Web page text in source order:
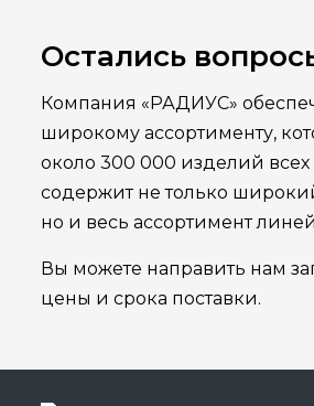
Остались
Компания «РАДИУС»
широкому ассортименту,
около 300 000 изделий
содержит не только
но и весь ассортимент
Вы можете направить нам
цены и срока поставки.